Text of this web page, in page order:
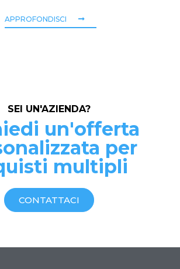
APPROFONDISCI
SEI UN'AZIENDA?
un'offerta
per
multipli
CONTATTACI